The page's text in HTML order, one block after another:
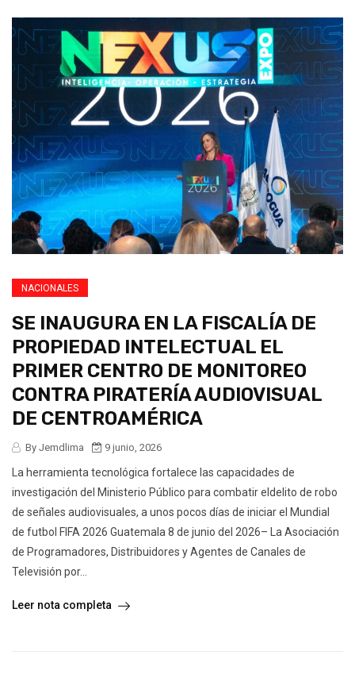
NACIONALES
SE INAUGURA EN LA FISCALÍA DE
PROPIEDAD INTELECTUAL EL
PRIMER CENTRO DE MONITOREO
CONTRA PIRATERÍA AUDIOVISUAL
DE CENTROAMÉRICA
By Jemdlima 9 junio, 2026
La herramienta tecnológica fortalece las capacidades de
investigación del Ministerio Público para combatir eldelito de robo
de señales audiovisuales, a unos pocos días de iniciar el Mundial
de futbol FIFA 2026 Guatemala 8 de junio del 2026– La Asociación
de Programadores, Distribuidores y Agentes de Canales de
Televisión por...
Leer nota completa